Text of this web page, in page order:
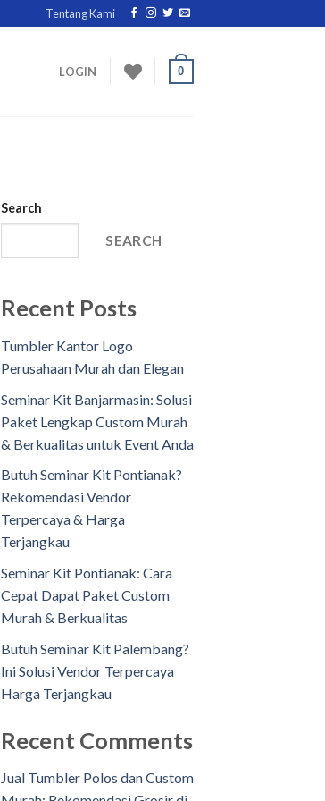
Tentang Kami
LOGIN 0
Search
SEARCH
Recent Posts
Tumbler Kantor Logo
Perusahaan Murah dan Elegan
Seminar Kit Banjarmasin: Solusi
Paket Lengkap Custom Murah
& Berkualitas untuk Event Anda
Butuh Seminar Kit Pontianak?
Rekomendasi Vendor
Terpercaya & Harga
Terjangkau
Seminar Kit Pontianak: Cara
Cepat Dapat Paket Custom
Murah & Berkualitas
Butuh Seminar Kit Palembang?
Ini Solusi Vendor Terpercaya
Harga Terjangkau
Recent Comments
Jual Tumbler Polos dan Custom